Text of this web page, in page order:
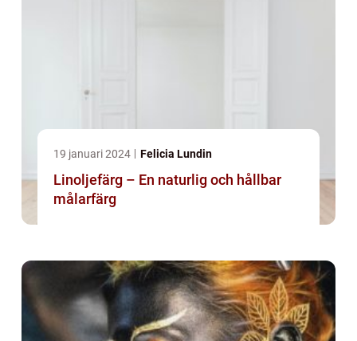
19 januari 2024 Felicia Lundin
Linoljefärg – En naturlig och hållbar
målarfärg